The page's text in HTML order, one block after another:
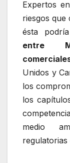
Expertos
riesgos que
ésta
entre
Unidos y
los
los
medio
regulatorias